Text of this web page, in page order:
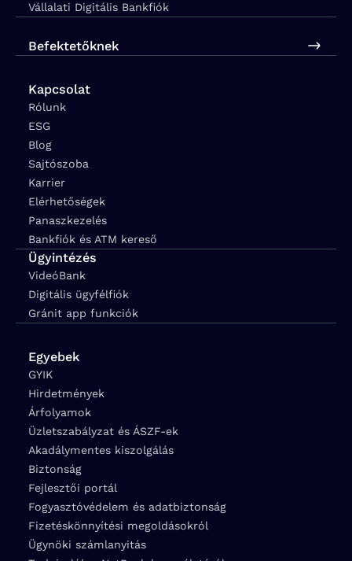
Vállalati Digitális Bankfiók
Befektetőknek
Kapcsolat
Rólunk
ESG
Blog
Sajtószoba
Karrier
Elérhetőségek
Panaszkezelés
Bankfiók és ATM kereső
Ügyintézés
VideóBank
Digitális ügyfélfiók
Gránit app funkciók
Egyebek
GYIK
Hirdetmények
Árfolyamok
Üzletszabályzat és ÁSZF-ek
Akadálymentes kiszolgálás
Biztonság
Fejlesztői portál
Fogyasztóvédelem és adatbiztonság
Fizetéskönnyítési megoldásokról
Ügynöki számlanyitás